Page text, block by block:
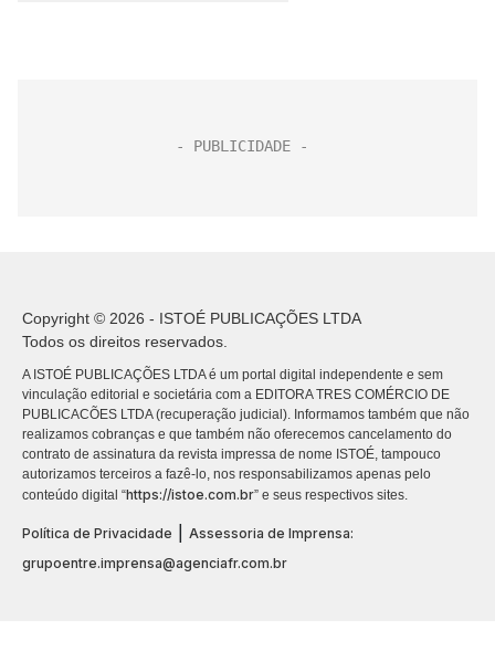
Copyright © 2026 - ISTOÉ PUBLICAÇÕES LTDA
Todos os direitos reservados.
A ISTOÉ PUBLICAÇÕES LTDA é um portal digital independente e sem
vinculação editorial e societária com a EDITORA TRES COMÉRCIO DE
PUBLICACÕES LTDA (recuperação judicial). Informamos também que não
realizamos cobranças e que também não oferecemos cancelamento do
contrato de assinatura da revista impressa de nome ISTOÉ, tampouco
autorizamos terceiros a fazê-lo, nos responsabilizamos apenas pelo
conteúdo digital “https://istoe.com.br” e seus respectivos sites.
Política de Privacidade
Assessoria de Imprensa:
grupoentre.imprensa@agenciafr.com.br